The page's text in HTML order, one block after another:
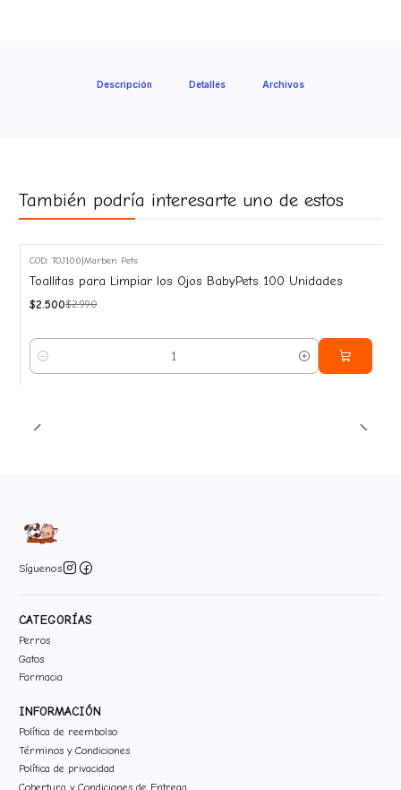
Descripción Detalles Archivos
También podría interesarte uno de estos
-16%
OFF
COD: TOJ100 Marben Pets
Toallitas para Limpiar los Ojos BabyPets 100 Unidades
$2.500$2.990
Cantidad
Síguenos
CATEGORÍAS
Perros
Gatos
Farmacia
INFORMACIÓN
Política de reembolso
Términos y Condiciones
Política de privacidad
Cobertura y Condiciones de Entrega